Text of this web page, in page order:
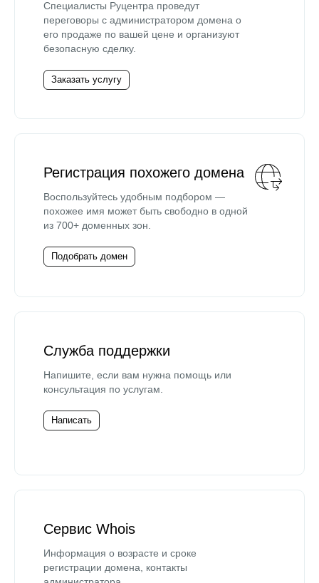
Специалисты Руцентра проведут
переговоры с администратором домена о
его продаже по вашей цене и организуют
безопасную сделку.
Заказать услугу
Регистрация похожего домена
Воспользуйтесь удобным подбором —
похожее имя может быть свободно в одной
из 700+ доменных зон.
Подобрать домен
Служба поддержки
Напишите, если вам нужна помощь или
консультация по услугам.
Написать
Сервис Whois
Информация о возрасте и сроке
регистрации домена, контакты